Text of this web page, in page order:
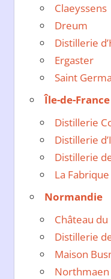
Claeyssens
Dreum
Distillerie
Ergaster
Saint
Île-de-France
Distillerie
Distillerie
Distillerie
La
Normandie
Château
Distillerie
Maison
Northmaen